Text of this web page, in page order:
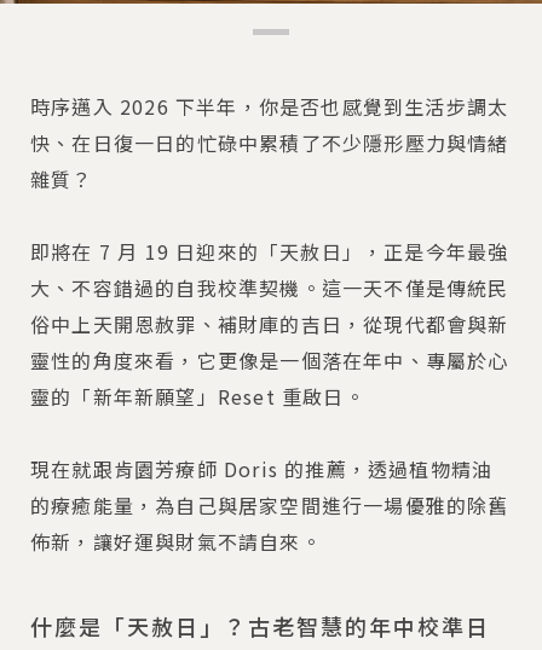
時序邁入 2026 下半年，你是否也感覺到生活步調太
快、在日復一日的忙碌中累積了不少隱形壓力與情緒
雜質？
即將在 7 月 19 日迎來的「天赦日」，正是今年最強
大、不容錯過的自我校準契機。這一天不僅是傳統民
俗中上天開恩赦罪、補財庫的吉日，從現代都會與新
靈性的角度來看，它更像是一個落在年中、專屬於心
靈的「新年新願望」Reset 重啟日。
現在就跟肯園芳療師 Doris 的推薦，透過植物精油
的療癒能量，為自己與居家空間進行一場優雅的除舊
佈新，讓好運與財氣不請自來。
什麼是「天赦日」？古老智慧的年中校準日